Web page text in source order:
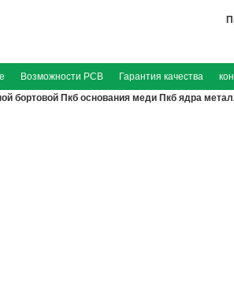
Возможности PCB Гарантия качества
бортовой Пкб основания меди Пкб ядра